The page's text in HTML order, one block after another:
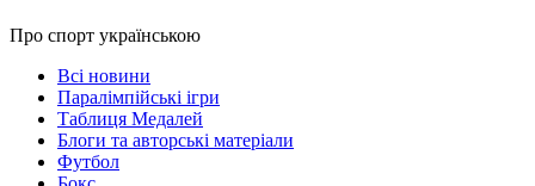
Про спорт українською
Всі новини
Паралімпійські ігри
Таблиця Медалей
Блоги та авторські матеріали
Футбол